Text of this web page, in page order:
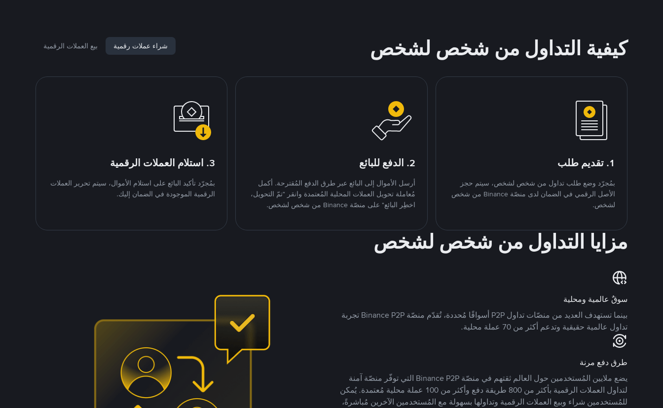
كيفية التداول من شخص لشخص شراء عملات رقمية بيع العملات الرقمية
1. تقديم طلب
بمُجرّد وضع طلب تداول من شخص لشخص، سيتم حجز
الأصل الرقمي في الضمان لدى منصّة Binance من شخص
لشخص.
2. الدفع للبائع
أرسل الأموال إلى البائع عبر طرق الدفع المُقترحة. أكمل
مُعاملة تحويل العملات المحلية المُعتمدة وانقر "تمّ التحويل،
اخطِر البائع" على منصّة Binance من شخص لشخص.
3. استلام العملات الرقمية
بمُجرّد تأكيد البائع على استلام الأموال، سيتم تحرير العملات
الرقمية الموجودة في الضمان إليك.
مزايا التداول من شخص لشخص
سوقٌ عالمية ومحلية
بينما تستهدف العديد من منصّات تداول P2P أسواقًا مُحددة، تُقدّم منصّة Binance P2P تجربة
تداول عالمية حقيقية وتدعم أكثر من 70 عملة محلية.
طرق دفع مرنة
يضع ملايين المُستخدمين حول العالم ثقتهم في منصّة Binance P2P التي توفّر منصّة آمنة
لتداول العملات الرقمية بأكثر من 800 طريقة دفع وأكثر من 100 عملة محلية مُعتمدة. يُمكن
للمُستخدمين شراء وبيع العملات الرقمية وتداولها بسهولة مع المُستخدمين الآخرين مُباشرةً،